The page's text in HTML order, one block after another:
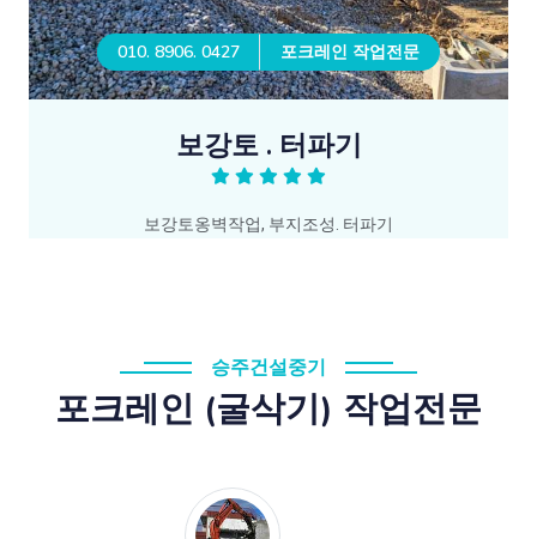
010. 8906. 0427 포크레인 작업전문
보강토 . 터파기
보강토옹벽작업, 부지조성. 터파기
승주건설중기
포크레인 (굴삭기) 작업전문